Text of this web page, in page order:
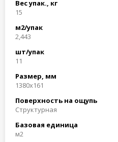
Вес упак., кг
15
м2/упак
2,443
шт/упак
11
Размер, мм
1380x161
Поверхность на ощупь
Структурная
Базовая единица
м2